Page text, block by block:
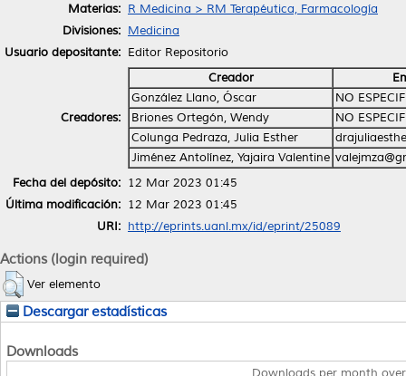
Materias: R Medicina > RM Terapéutica, Farmacología
Divisiones: Medicina
Usuario depositante: Editor Repositorio
Creadores:
Creador
González Llano, Óscar
NO
Briones Ortegón, Wendy
NO
Colunga Pedraza, Julia Esther
Jiménez Antolínez, Yajaira Valentine
Fecha del depósito: 12 Mar 2023 01:45
Última modificación: 12 Mar 2023 01:45
URI: http://eprints.uanl.mx/id/eprint/25089
Actions (login required)
Ver elemento
Descargar estadísticas
Downloads
Downloads per month